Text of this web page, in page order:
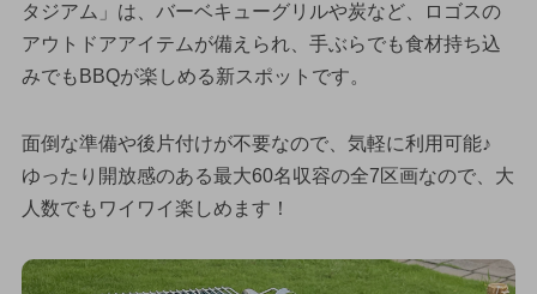
タジアム」は、バーベキューグリルや炭など、ロゴスの
アウトドアアイテムが備えられ、手ぶらでも食材持ち込
みでもBBQが楽しめる新スポットです。
面倒な準備や後片付けが不要なので、気軽に利用可能♪
ゆったり開放感のある最大60名収容の全7区画なので、大
人数でもワイワイ楽しめます！